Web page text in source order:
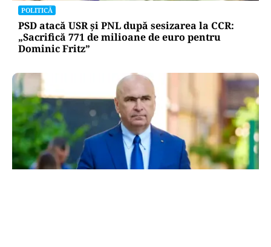
POLITICĂ
PSD atacă USR și PNL după sesizarea la CCR:
„Sacrifică 771 de milioane de euro pentru
Dominic Fritz”